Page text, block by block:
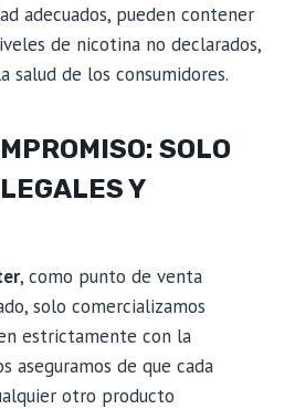
adecuados, pueden contener
de nicotina no declarados,
salud de los consumidores.
SOLO
Y
, como punto de venta
solo comercializamos
estrictamente con la
aseguramos de que cada
otro producto